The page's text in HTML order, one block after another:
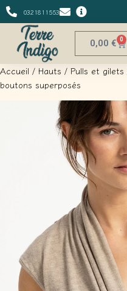
0321811553
0,00 € 0
Accueil / Hauts / Pulls et gilets
boutons superposés